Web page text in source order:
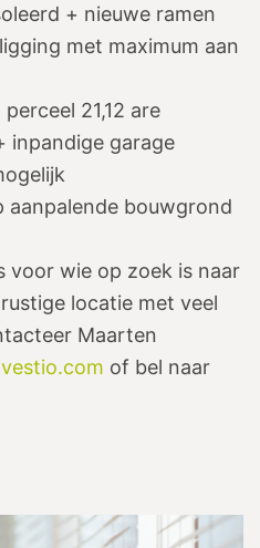
+ nieuwe ramen
met maximum aan
21,12 are
inpandige garage
aanpalende bouwgrond
voor wie op zoek is naar
locatie met veel
Maarten
of bel naar